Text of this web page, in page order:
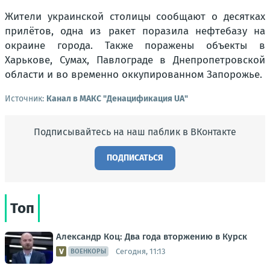
Жители украинской столицы сообщают о десятках
прилётов, одна из ракет поразила нефтебазу на
окраине города. Также поражены объекты в
Харькове, Сумах, Павлограде в Днепропетровской
области и во временно оккупированном Запорожье.
Источник: Канал в МАКС "Денацификация UA"
Подписывайтесь на наш паблик в ВКонтакте
ПОДПИСАТЬСЯ
Топ
Александр Коц: Два года вторжению в Курск
ВОЕНКОРЫ Сегодня, 11:13